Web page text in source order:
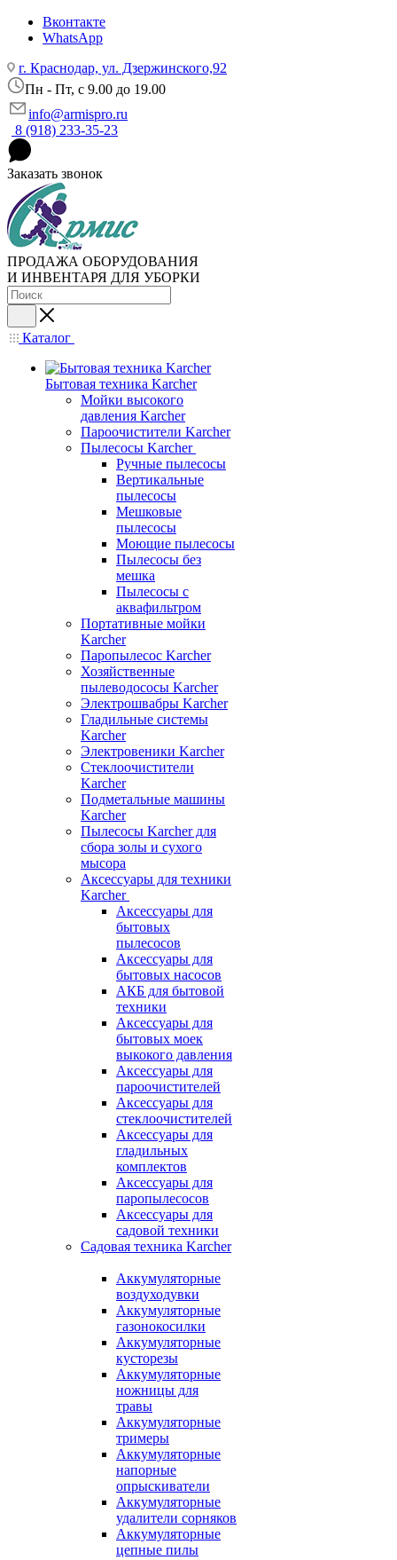
Вконтакте
WhatsApp
г. Краснодар, ул. Дзержинского,92
Пн - Пт, c 9.00 до 19.00
info@armispro.ru
8 (918) 233-35-23
Заказать звонок
ПРОДАЖА ОБОРУДОВАНИЯ
И ИНВЕНТАРЯ ДЛЯ УБОРКИ
Каталог
Бытовая техника Karcher
Мойки высокого
давления Karcher
Пароочистители Karcher
Пылесосы Karcher
Ручные пылесосы
Вертикальные
пылесосы
Мешковые
пылесосы
Моющие пылесосы
Пылесосы без
мешка
Пылесосы с
аквафильтром
Портативные мойки
Karcher
Паропылесос Karcher
Хозяйственные
пылеводососы Karcher
Электрошвабры Karcher
Гладильные системы
Karcher
Электровеники Karcher
Стеклоочистители
Karcher
Подметальные машины
Karcher
Пылесосы Karcher для
сбора золы и сухого
мысора
Аксессуары для техники
Karcher
Аксессуары для
бытовых
пылесосов
Аксессуары для
бытовых насосов
АКБ для бытовой
техники
Аксессуары для
бытовых моек
выкокого давления
Аксессуары для
пароочистителей
Аксессуары для
стеклоочистителей
Аксессуары для
гладильных
комплектов
Аксессуары для
паропылесосов
Аксессуары для
садовой техники
Садовая техника Karcher
Аккумуляторные
воздуходувки
Аккумуляторные
газонокосилки
Аккумуляторные
кусторезы
Аккумуляторные
ножницы для
травы
Аккумуляторные
тримеры
Аккумуляторные
напорные
опрыскиватели
Аккумуляторные
удалители сорняков
Аккумуляторные
цепные пилы